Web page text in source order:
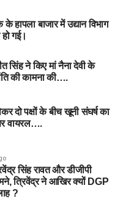
हापला बाजार में उद्यान विभाग
गई।
सिंह ने किए मां नैना देवी के
की कामना की….
दो पक्षों के बीच खूनी संघर्ष का
वायरल….
सिंह रावत और डीजीपी
त्रिवेंद्र ने आखिर क्यों DGP
?